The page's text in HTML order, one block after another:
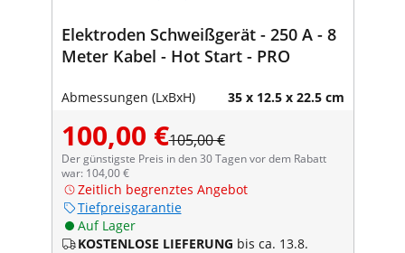
Elektroden Schweißgerät - 250 A - 8
Meter Kabel - Hot Start - PRO
Abmessungen (LxBxH) 35 x 12.5 x 22.5 cm
100,00 €105,00 €
Der günstigste Preis in den 30 Tagen vor dem Rabatt
war: 104,00 €
Zeitlich begrenztes Angebot
Tiefpreisgarantie
Auf Lager
KOSTENLOSE LIEFERUNG bis ca. 13.8.